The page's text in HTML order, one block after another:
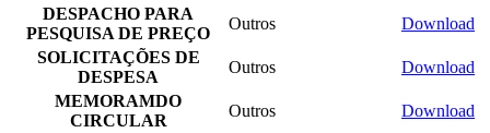
DESPACHO PARA
PESQUISA DE PREÇO
Outros
Download
SOLICITAÇÕES DE
DESPESA
Outros
Download
MEMORAMDO
CIRCULAR
Outros
Download